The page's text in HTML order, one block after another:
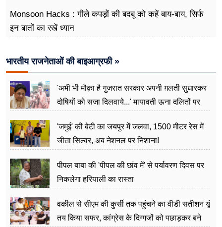
Monsoon Hacks : गीले कपड़ों की बदबू को कहें बाय-बाय, सिर्फ
इन बातों का रखें ध्यान
भारतीय राजनेताओं की बाइआग्रफी »
'अभी भी मौक़ा है गुजरात सरकार अपनी ग़लती सुधारकर
दोषियों को सजा दिलवाये...' मायावती ऊना दलितों पर
'जमुई' की बेटी का जयपुर में जलवा, 1500 मीटर रेस में
जीता सिल्वर, अब नेशनल पर निशाना!
पीपल बाबा की 'पीपल की छांव में' से पर्यावरण दिवस पर
निकलेगा हरियाली का रास्ता
वकील से सीएम की कुर्सी तक पहुंचने का वीडी सतीशन यूं
तय किया सफर, कांग्रेस के दिग्गजों को पछाड़कर बने